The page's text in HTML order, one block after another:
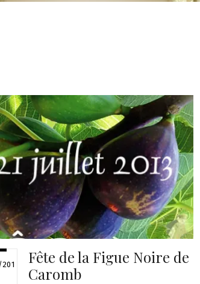
Fête de la Figue Noire de
Caromb